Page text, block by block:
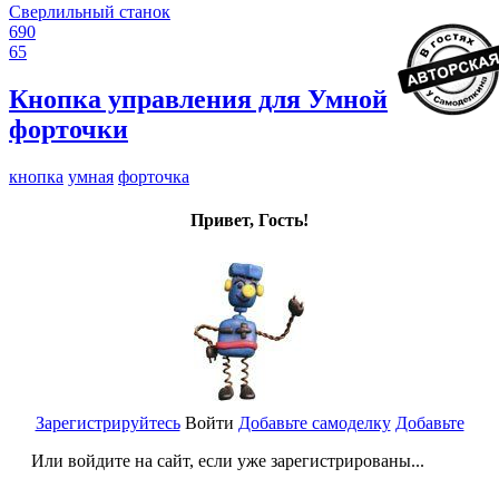
Сверлильный станок
690
65
Кнопка управления для Умной
форточки
кнопка умная форточка
Привет, Гость!
Зарегистрируйтесь
Или войдите на сайт, если уже зарегистрированы...
Войти Добавьте самоделку Добавьте